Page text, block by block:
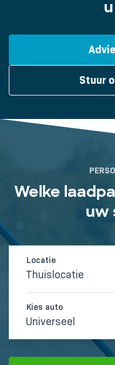
Stuur
Welke
uw
Thuislocatie
Universeel